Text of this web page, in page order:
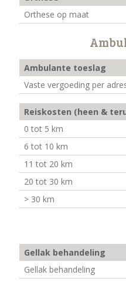
Orthese op maat
Ambulante toeslag
Vaste vergoeding per
Reiskosten (heen &
0 tot 5 km
6 tot 10 km
11 tot 20 km
20 tot 30 km
> 30 km
Gellak behandeling
Gellak behandeling